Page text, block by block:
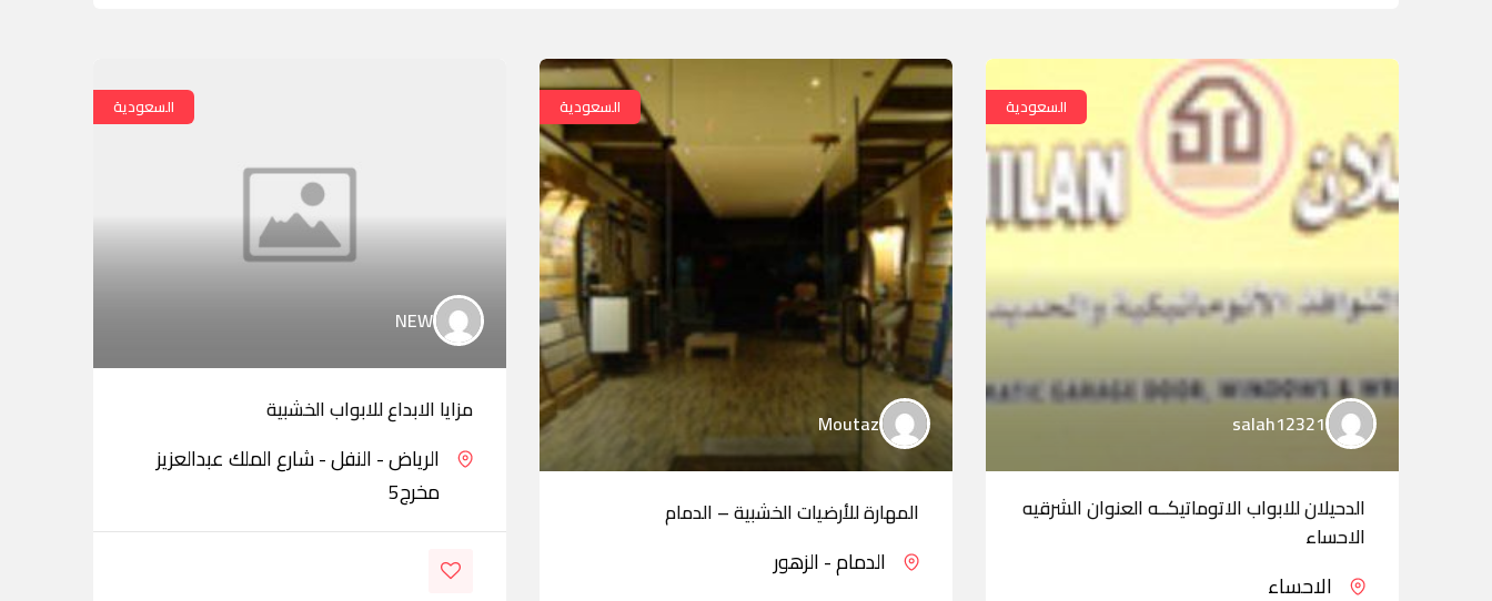
السعودية
salah12321
الدحيلان للابواب الاتوماتيكــه العنوان الشرقيه
الاحساء
الاحساء
السعودية
Moutaz
المهارة للأرضيات الخشبية – الدمام
الدمام - الزهور
السعودية
NEW
مزايا الابداع للابواب الخشبية
الرياض - النفل - شارع الملك عبدالعزيز
مخرج5